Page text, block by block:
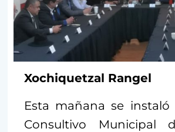
Xochiquetzal Rangel
Esta mañana se instaló
Consultivo Municipal